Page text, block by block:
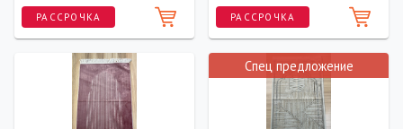
РАССРОЧКА
Ширина
70 см
РАССРОЧКА
Длина
110 см
Ширина
70 см
Спец предложение